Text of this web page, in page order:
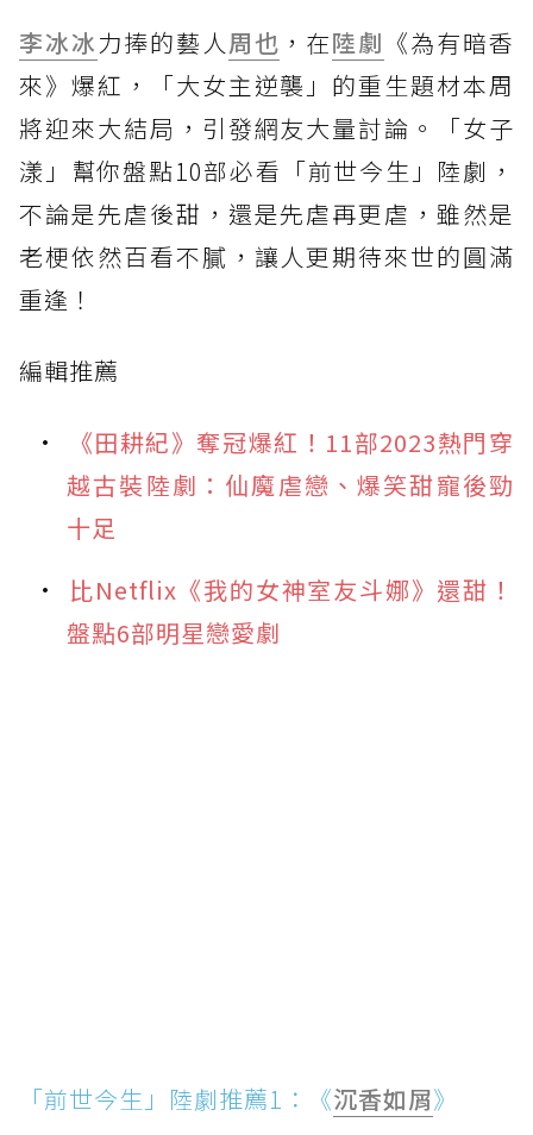
李冰冰力捧的藝人周也 ，在陸劇 《為有暗香
來》爆紅，「大女主逆襲」的重生題材本周
將迎來大結局，引發網友大量討論。「女子
漾」幫你盤點10部必看「前世今生」陸劇，
不論是先虐後甜，還是先虐再更虐，雖然是
老梗依然百看不膩，讓人更期待來世的圓滿
重逢！
編輯推薦
《田耕紀》奪冠爆紅！11部2023熱門穿
越古裝陸劇：仙魔虐戀、爆笑甜寵後勁
十足
比Netflix《我的女神室友斗娜》還甜！
盤點6部明星戀愛劇
「前世今生」陸劇推薦1：《沉香如屑》